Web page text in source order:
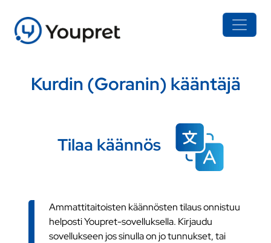
Kurdin (Goranin) kääntäjä
Tilaa käännös
Ammattitaitoisten käännösten tilaus onnistuu
helposti Youpret-sovelluksella. Kirjaudu
sovellukseen jos sinulla on jo tunnukset, tai